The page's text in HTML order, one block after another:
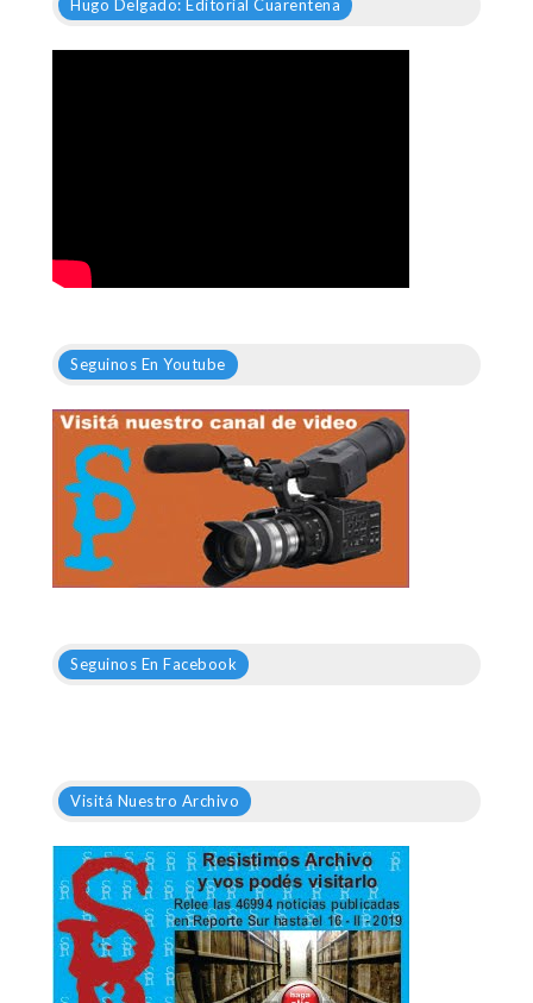
Hugo Delgado: Editorial Cuarentena
Seguinos En Youtube
Seguinos En Facebook
Visitá Nuestro Archivo